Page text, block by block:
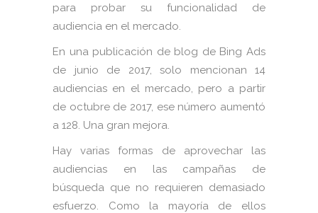
para probar su funcionalidad de
audiencia en el mercado.
En una publicación de blog de Bing Ads
de junio de 2017, solo mencionan 14
audiencias en el mercado, pero a partir
de octubre de 2017, ese número aumentó
a 128. Una gran mejora.
Hay varias formas de aprovechar las
audiencias en las campañas de
búsqueda que no requieren demasiado
esfuerzo. Como la mayoría de ellos